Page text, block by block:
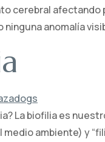
cerebral afectando
ninguna anomalía
La biofilia es
ambiente) y